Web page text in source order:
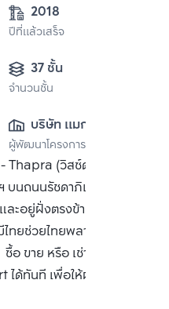
2018
ปีที่แล้วเสร็จ
37 ชั้น
จำนวนชั้น
บริษัท แมกโนเลีย
ควอลิตี้ ดีเวล็อป
เม้นต์ คอร์ปอเรชั่น
จำกัด
ผู้พัฒนาโครงการ
(วิสซ์ดอม สเตชั่น
นถนนรัชดาภิเษก ใกล้สถานี
ะอยู่ฝั่งตรงข้าม อยู่ฝั่งตรง
ยช่วยไทยพลาซ่า , ตลาด
ขาย หรือ เช่า คอนโด
ด้ทันที เพื่อให้ผู้เชี่ยวชาญ